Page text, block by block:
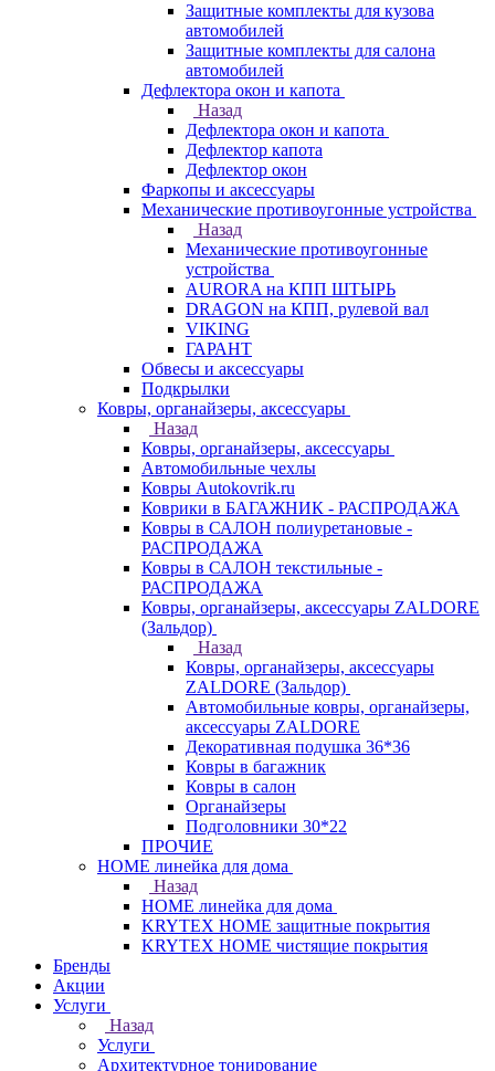
Защитные комплекты для кузова
автомобилей
Защитные комплекты для салона
автомобилей
Дефлектора окон и капота
Назад
Дефлектора окон и капота
Дефлектор капота
Дефлектор окон
Фаркопы и аксессуары
Механические противоугонные устройства
Назад
Механические противоугонные
устройства
AURORA на КПП ШТЫРЬ
DRAGON на КПП, рулевой вал
VIKING
ГАРАНТ
Обвесы и аксессуары
Подкрылки
Ковры, органайзеры, аксессуары
Назад
Ковры, органайзеры, аксессуары
Автомобильные чехлы
Ковры Autokovrik.ru
Коврики в БАГАЖНИК - РАСПРОДАЖА
Ковры в САЛОН полиуретановые -
РАСПРОДАЖА
Ковры в САЛОН текстильные -
РАСПРОДАЖА
Ковры, органайзеры, аксессуары ZALDORE
(Зальдор)
Назад
Ковры, органайзеры, аксессуары
ZALDORE (Зальдор)
Автомобильные ковры, органайзеры,
аксессуары ZALDORE
Декоративная подушка 36*36
Ковры в багажник
Ковры в салон
Органайзеры
Подголовники 30*22
ПРОЧИЕ
HOME линейка для дома
Назад
HOME линейка для дома
KRYTEX HOME защитные покрытия
KRYTEX HOME чистящие покрытия
Бренды
Акции
Услуги
Назад
Услуги
Архитектурное тонирование